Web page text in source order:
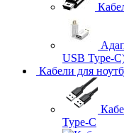
USB Type-
Кабели для
Type-C